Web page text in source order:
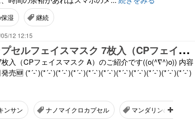
湿 継続
12 12:15
♦
︎カプセルセラム カプセルフェイスマスク 7枚入（CPフェイスマスク A）♦︎
入（CPフェイスマスク A）のご紹介です((o(^∇^)o)) 内容
売🆕 (*´-`)(*´-`)(*´-`)(*´-`)(*´-`)(*´-`)(*´-`)(*´-`)(*´-`)(*´-`)(*´-`)
ンサン ナノマイクロカプセル マンダリンの香り